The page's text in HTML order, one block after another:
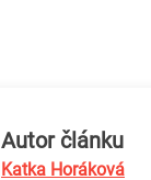
Autor článku
Katka Horáková